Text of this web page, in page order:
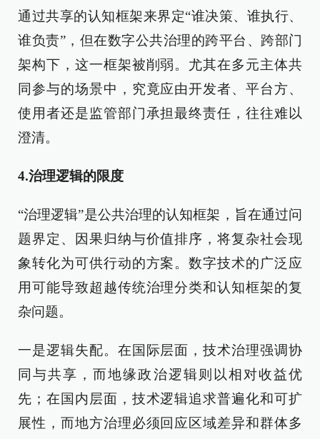
通过共享的认知框架来界定“谁决策、谁执行、
谁负责”，但在数字公共治理的跨平台、跨部门
架构下，这一框架被削弱。尤其在多元主体共
同参与的场景中，究竟应由开发者、平台方、
使用者还是监管部门承担最终责任，往往难以
澄清。
4.治理逻辑的限度
“治理逻辑”是公共治理的认知框架，旨在通过问
题界定、因果归纳与价值排序，将复杂社会现
象转化为可供行动的方案。数字技术的广泛应
用可能导致超越传统治理分类和认知框架的复
杂问题。
一是逻辑失配。在国际层面，技术治理强调协
同与共享，而地缘政治逻辑则以相对收益优
先；在国内层面，技术逻辑追求普遍化和可扩
展性，而地方治理必须回应区域差异和群体多